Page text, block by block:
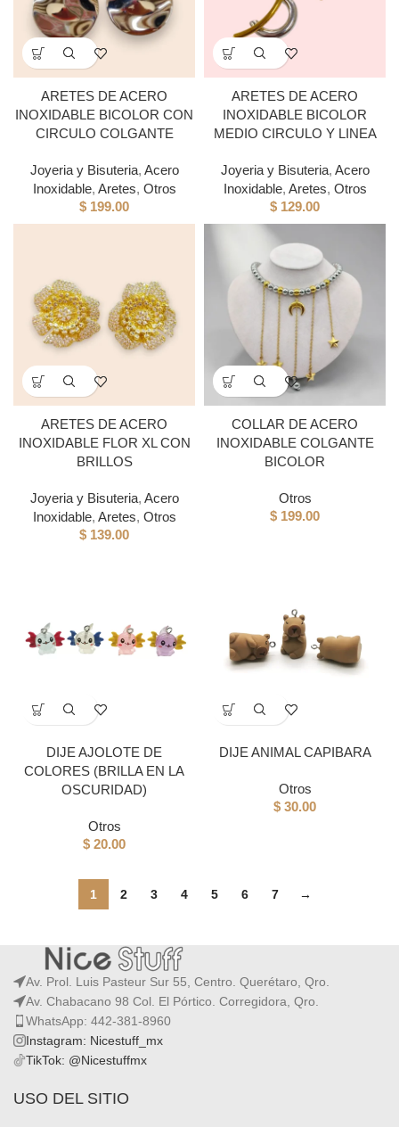
ARETES DE ACERO
INOXIDABLE BICOLOR CON
CIRCULO COLGANTE
Joyeria y Bisuteria, Acero
Inoxidable, Aretes, Otros
$ 199.00
ARETES DE ACERO
INOXIDABLE BICOLOR
MEDIO CIRCULO Y LINEA
Joyeria y Bisuteria, Acero
Inoxidable, Aretes, Otros
$ 129.00
ARETES DE ACERO
INOXIDABLE FLOR XL CON
BRILLOS
Joyeria y Bisuteria, Acero
Inoxidable, Aretes, Otros
$ 139.00
COLLAR DE ACERO
INOXIDABLE COLGANTE
BICOLOR
Otros
$ 199.00
DIJE AJOLOTE DE
COLORES (BRILLA EN LA
OSCURIDAD)
Otros
$ 20.00
DIJE ANIMAL CAPIBARA
Otros
$ 30.00
1 2 3 4 5 6 7 →
Av. Prol. Luis Pasteur Sur 55, Centro. Querétaro, Qro.
Av. Chabacano 98 Col. El Pórtico. Corregidora, Qro.
WhatsApp: 442-381-8960
Instagram: Nicestuff_mx
TikTok: @Nicestuffmx
USO DEL SITIO